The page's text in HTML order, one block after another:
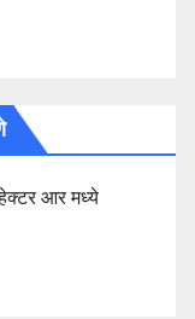
आर मध्ये